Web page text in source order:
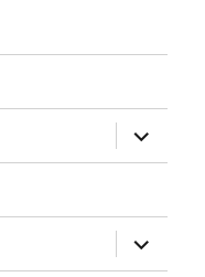
öffnen
öffnen